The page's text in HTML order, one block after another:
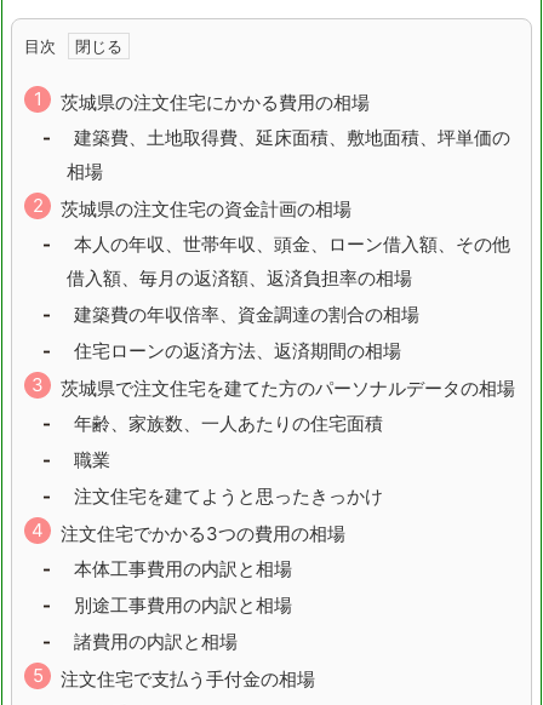
秋田県 山形県
栃木県 群馬県
埼玉県 千葉県
東京都 神奈川県
新潟県 富山県
山梨県
静岡県
目次
茨城県の注文住宅にかかる費用の相場
建築費、土地取得費、延床面積、敷地面積、坪単価の
相場
茨城県の注文住宅の資金計画の相場
本人の年収、世帯年収、頭金、ローン借入額、その他
借入額、毎月の返済額、返済負担率の相場
建築費の年収倍率、資金調達の割合の相場
住宅ローンの返済方法、返済期間の相場
茨城県で注文住宅を建てた方のパーソナルデータの相場
年齢、家族数、一人あたりの住宅面積
職業
注文住宅を建てようと思ったきっかけ
注文住宅でかかる3つの費用の相場
本体工事費用の内訳と相場
別途工事費用の内訳と相場
諸費用の内訳と相場
注文住宅で支払う手付金の相場